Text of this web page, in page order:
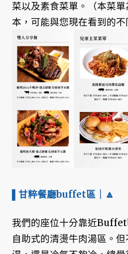
菜以及素食菜單。（本菜
本，可能與您現在看到的不
▌甘粹餐廳buffet區 ｜🔼
我們的座位十分靠近
自助式的清燙牛肉湯區。